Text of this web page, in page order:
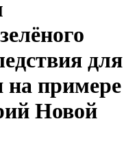
для
на примере
Новой